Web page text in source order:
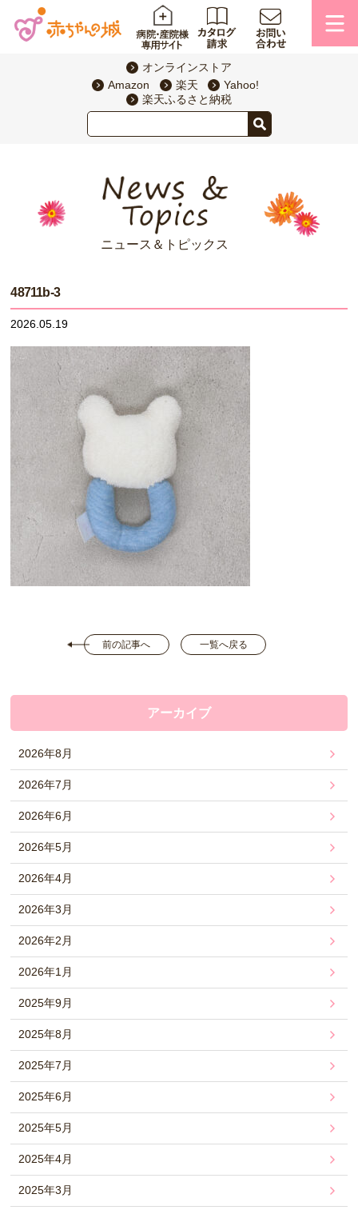
オンラインストア
Amazon
楽天
Yahoo!
楽天ふるさと納税
ニュース＆トピックス
48711b-3
2026.05.19
前の記事へ 一覧へ戻る
アーカイブ
2026年8月
2026年7月
2026年6月
2026年5月
2026年4月
2026年3月
2026年2月
2026年1月
2025年9月
2025年8月
2025年7月
2025年6月
2025年5月
2025年4月
2025年3月